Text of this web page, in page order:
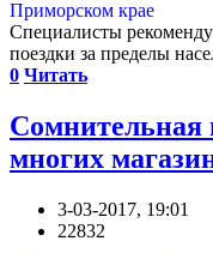
Специалисты
поездки за пределы
0 Читать
Сомнительная
многих
3-03-2017, 19:01
22832